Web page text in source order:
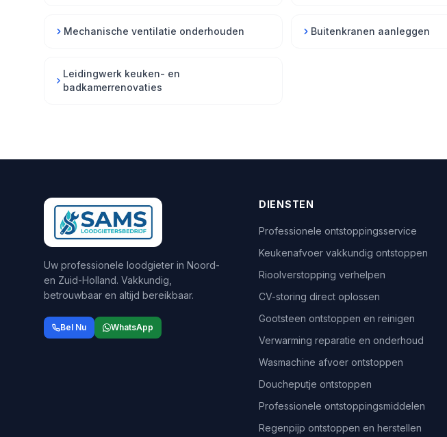
Mechanische ventilatie onderhouden Buitenkranen aanleggen
Leidingwerk keuken- en
badkamerrenovaties
Uw professionele loodgieter in Noord-
en Zuid-Holland. Vakkundig,
betrouwbaar en altijd bereikbaar.
Bel Nu WhatsApp
DIENSTEN
Professionele ontstoppingsservice
Keukenafvoer vakkundig ontstoppen
Rioolverstopping verhelpen
CV-storing direct oplossen
Gootsteen ontstoppen en reinigen
Verwarming reparatie en onderhoud
Wasmachine afvoer ontstoppen
Doucheputje ontstoppen
Professionele ontstoppingsmiddelen
Regenpijp ontstoppen en herstellen